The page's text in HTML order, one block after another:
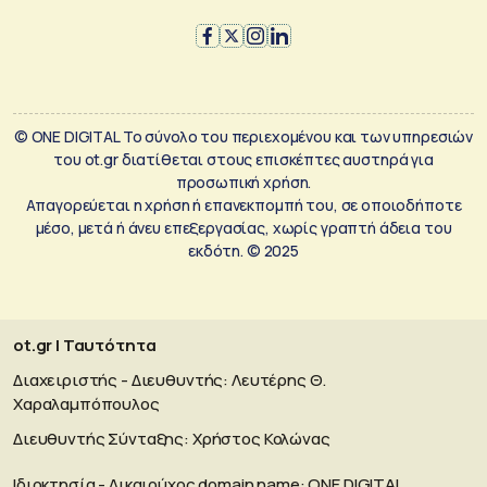
© ONE DIGITAL Το σύνολο του περιεχομένου και των υπηρεσιών
του ot.gr διατίθεται στους επισκέπτες αυστηρά για
προσωπική χρήση.
Απαγορεύεται η χρήση ή επανεκπομπή του, σε οποιοδήποτε
μέσο, μετά ή άνευ επεξεργασίας, χωρίς γραπτή άδεια του
εκδότη. © 2025
ot.gr | Ταυτότητα
Διαχειριστής - Διευθυντής: Λευτέρης Θ.
Χαραλαμπόπουλος
Διευθυντής Σύνταξης: Χρήστος Κολώνας